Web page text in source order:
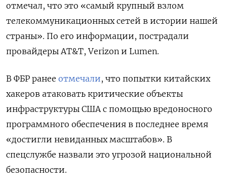
отмечал, что это «самый крупный взлом
телекоммуникационных сетей в истории нашей
страны». По его информации, пострадали
провайдеры AT&T, Verizon и Lumen.
В ФБР ранее отмечали, что попытки китайских
хакеров атаковать критические объекты
инфраструктуры США с помощью вредоносного
программного обеспечения в последнее время
«достигли невиданных масштабов». В
спецслужбе назвали это угрозой национальной
безопасности.